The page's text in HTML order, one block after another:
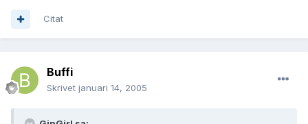
Citat
Buffi
Skrivet januari 14, 2005